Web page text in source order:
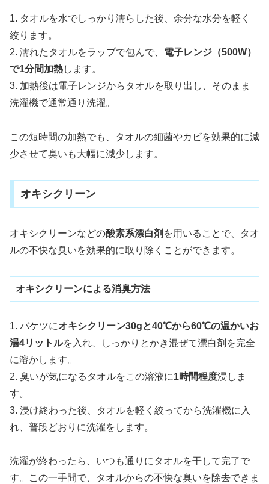
1. タオルを水でしっかり濡らした後、余分な水分を軽く
絞ります。
2. 濡れたタオルをラップで包んで、 電子レンジ（500W）
で1分間加熱します。
3. 加熱後は電子レンジからタオルを取り出し、そのまま
洗濯機で通常通り洗濯。
この短時間の加熱でも、タオルの細菌やカビを効果的に減
少させて臭いも大幅に減少します。
オキシクリーン
オキシクリーンなどの酸素系漂白剤 を用いることで、タオ
ルの不快な臭いを効果的に取り除くことができます。
オキシクリーンによる消臭方法
1. バケツにオキシクリーン30gと40℃から60℃の温かいお
湯4リットルを入れ、しっかりとかき混ぜて漂白剤を完全
に溶かします。
2. 臭いが気になるタオルをこの溶液に1時間程度浸しま
す。
3. 浸け終わった後、タオルを軽く絞ってから洗濯機に入
れ、普段どおりに洗濯をします。
洗濯が終わったら、いつも通りにタオルを干して完了で
す。この一手間で、タオルからの不快な臭いを除去できま